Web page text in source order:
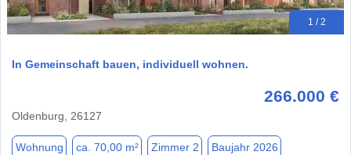
1 / 2
In Gemeinschaft bauen, individuell wohnen.
266.000 €
Oldenburg, 26127
Wohnung ca. 70,00 m² Zimmer 2 Baujahr 2026